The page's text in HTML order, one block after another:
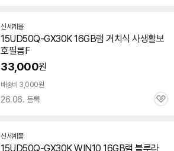
신세계몰
15UD50Q-GX30K 16GB램 거치식 사생활보
호필름F
33,000원
배송비 3,000원
26.06. 등록
관
신세계몰
15UD50Q-GX30K WIN10 16GB램 블루라